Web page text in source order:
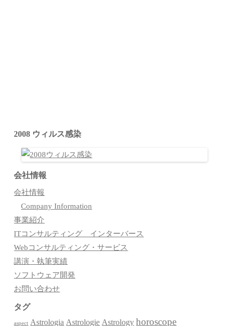
2008 ウィルス感染
会社情報
会社情報
Company Information
事業紹介
ITコンサルティング インターバース
Webコンサルティング・サービス
講演・執筆実績
ソフトウェア開発
お問い合わせ
タグ
aspect Astrologia Astrologie Astrology horoscope